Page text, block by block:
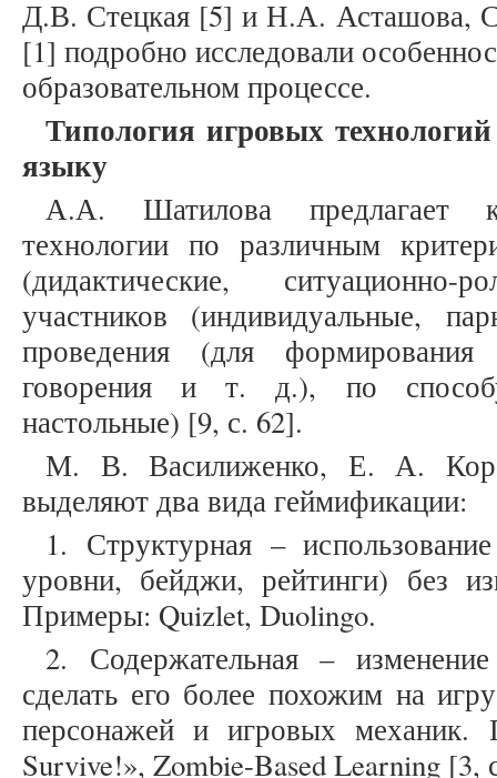
Д.В. Стецкая [5] и Н.А. Асташова,
[1] подробно исследовали
образовательном процессе.
Типология игровых
языку
А.А. Шатилова предлагает
технологии по различным
(дидактические,
участников (индивидуальные,
проведения (для
говорения и т. д.), по
настольные) [9, с. 62].
М. В. Василиженко, Е. А.
выделяют два вида геймификации:
1. Структурная –
уровни, бейджи, рейтинги) без
Примеры: Quizlet, Duolingo.
2. Содержательная –
сделать его более похожим на
персонажей и игровых механик.
Survive!», Zombie-Based Learning [3,